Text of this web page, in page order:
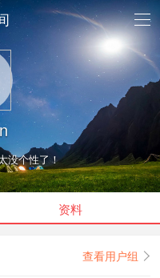
没个性了！
资料
查看用户组